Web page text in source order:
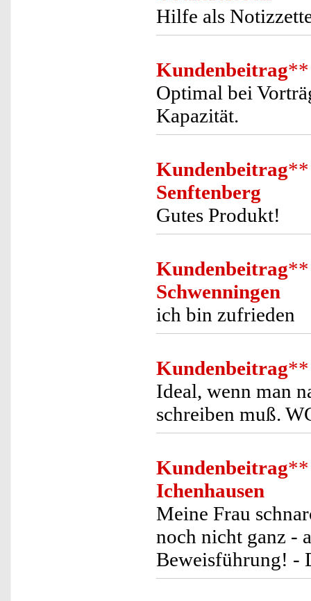
Hilfe als
Kundenbeitrag**
Optimal bei
Kapazität.
Kundenbeitrag**
Senftenberg
Gutes Produkt!
Kundenbeitrag**
Schwenningen
ich bin zufrieden
Kundenbeitrag**
Ideal, wenn man
schreiben muß.
Kundenbeitrag**
Ichenhausen
Meine Frau
noch nicht ganz -
Beweisführung! -